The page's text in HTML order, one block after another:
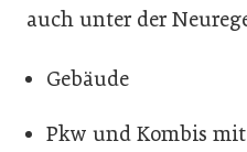
auch unter der
Gebäude
Pkw und Kombis